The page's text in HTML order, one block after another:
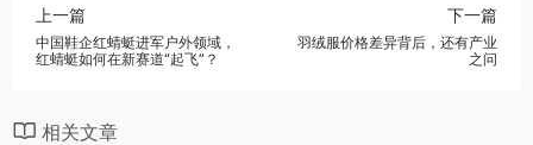
上一篇
中国鞋企红蜻蜓进军户外领域，
红蜻蜓如何在新赛道“起飞”？
下一篇
羽绒服价格差异背后，还有产业
之问
相关文章